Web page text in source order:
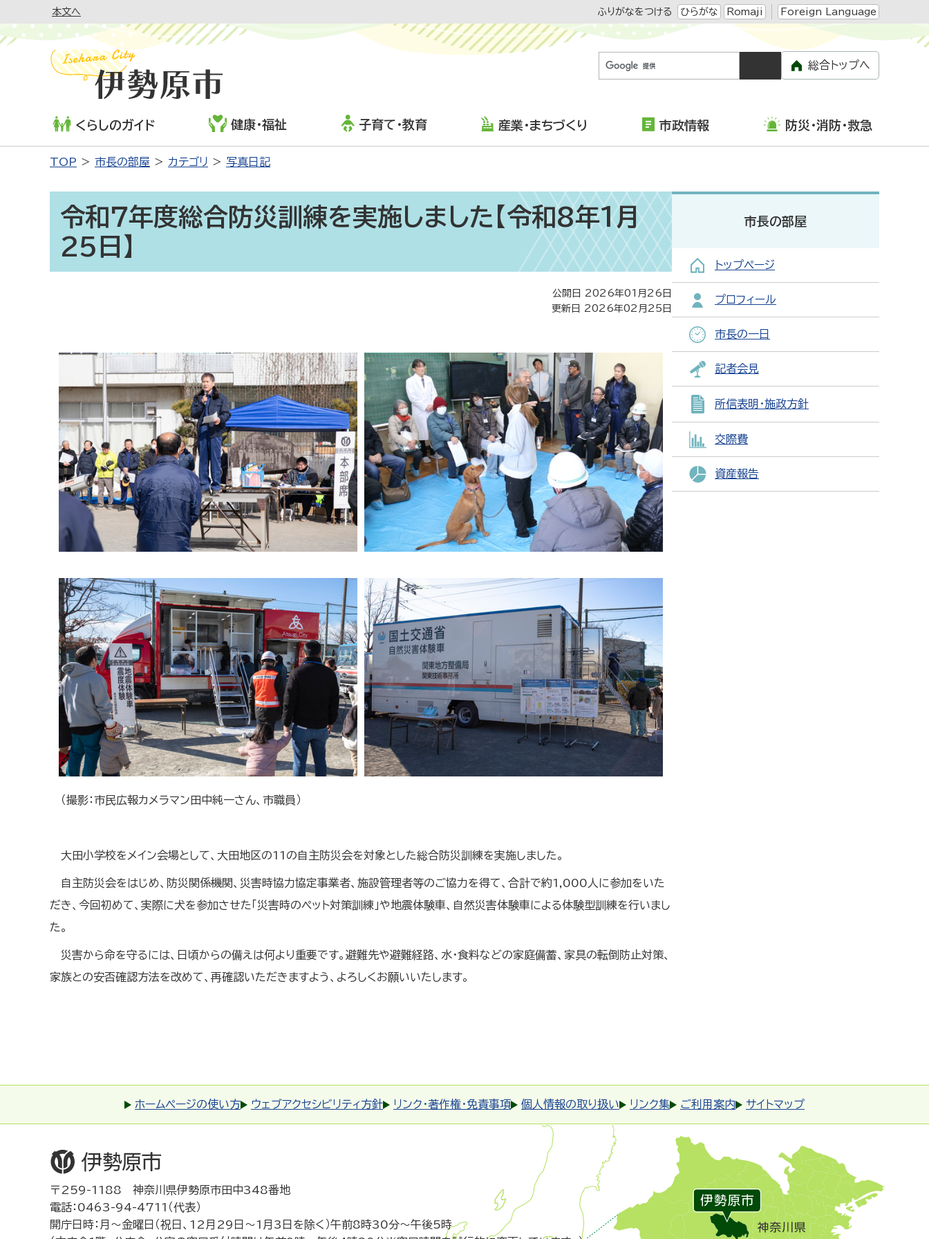
本文へ ふりがなをつける ひらがな Romaji Foreign Language
総合トップへ
くらしのガイド 健康・福祉 子育て・教育 産業・まちづくり 市政情報 防災・消防・救急
TOP 市長の部屋 カテゴリ 写真日記
令和７年度総合防災訓練を実施しました【令和8年1月
25日】
公開日 2026年01月26日
更新日 2026年02月25日
（撮影：市民広報カメラマン田中純一さん、市職員）
大田小学校をメイン会場として、大田地区の11の自主防災会を対象とした総合防災訓練を実施しました。
自主防災会をはじめ、防災関係機関、災害時協力協定事業者、施設管理者等のご協力を得て、合計で約1,000人に参加をいた
だき、今回初めて、実際に犬を参加させた「災害時のペット対策訓練」や地震体験車、自然災害体験車による体験型訓練を行いまし
た。
災害から命を守るには、日頃からの備えは何より重要です。避難先や避難経路、水・食料などの家庭備蓄、家具の転倒防止対策、
家族との安否確認方法を改めて、再確認いただきますよう、よろしくお願いいたします。
市長の部屋
トップページ
プロフィール
市長の一日
記者会見
所信表明・施政方針
交際費
資産報告
ホームページの使い方 ウェブアクセシビリティ方針 リンク・著作権・免責事項 個人情報の取り扱い リンク集 ご利用案内 サイトマップ
〒259-1188 神奈川県伊勢原市田中348番地
電話：0463-94-4711（代表）
開庁日時：月～金曜日（祝日、12月29日～1月3日を除く）午前8時30分～午後5時